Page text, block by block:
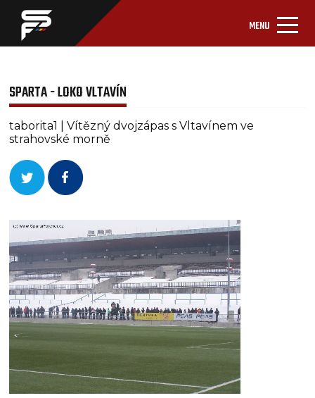
MENU
SPARTA - LOKO VLTAVÍN
taborita1 | Vítězný dvojzápas s Vltavínem ve
strahovské morně